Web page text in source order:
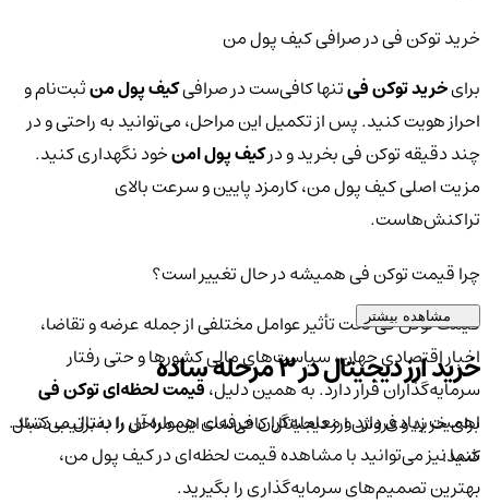
خرید توکن فی در صرافی کیف پول من
برایخرید توکن فیتنها کافی‌ست در صرافیکیف پول منثبت‌نام و
احراز هویت کنید. پس از تکمیل این مراحل، می‌توانید به راحتی و در
چند دقیقه توکن فی بخرید و درکیف پول امنخود نگهداری کنید.
مزیت اصلی کیف پول من، کارمزد پایین و سرعت بالای
تراکنش‌هاست.
چرا قیمت توکن فی همیشه در حال تغییر است؟
قیمت توکن فی تحت تأثیر عوامل مختلفی از جمله عرضه و تقاضا،
اخبار اقتصادی جهان، سیاست‌های مالی کشورها و حتی رفتار
سرمایه‌گذاران قرار دارد. به همین دلیل،قیمت لحظه‌ای توکن فی
اهمیت زیادی دارد و معامله‌گران حرفه‌ای همواره آن را دنبال می‌کنند.
شما نیز می‌توانید با مشاهده قیمت لحظه‌ای در کیف پول من،
بهترین تصمیم‌های سرمایه‌گذاری را بگیرید.
مشاهده بیشتر
خرید ارز دیجیتال در 3 مرحله ساده
برای خرید و فروش ارز دیجیتال کافی‌ست این مراحل را به‌ترتیب دنبال
کنید: